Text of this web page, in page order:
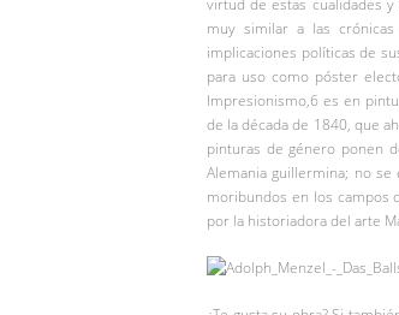
muy similar a las
implicaciones políticas de
para uso como póster
Impresionismo,6​ es en
de la década de 1840, que
pinturas de género ponen
Alemania guillermina; no
moribundos en los campos
por la historiadora del arte